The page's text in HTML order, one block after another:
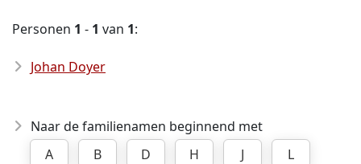
Personen 1 - 1 van 1:
Johan Doyer
Naar de familienamen beginnend met
A
B D H J
L